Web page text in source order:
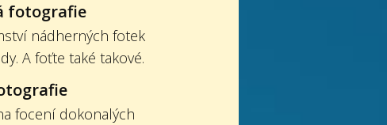
fotografie
nádherných fotek
A foťte také takové.
focení dokonalých